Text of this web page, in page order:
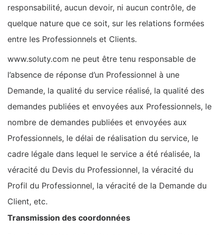
responsabilité, aucun devoir, ni aucun contrôle, de
quelque nature que ce soit, sur les relations formées
entre les Professionnels et Clients.
www.soluty.com ne peut être tenu responsable de
l’absence de réponse d’un Professionnel à une
Demande, la qualité du service réalisé, la qualité des
demandes publiées et envoyées aux Professionnels, le
nombre de demandes publiées et envoyées aux
Professionnels, le délai de réalisation du service, le
cadre légale dans lequel le service a été réalisée, la
véracité du Devis du Professionnel, la véracité du
Profil du Professionnel, la véracité de la Demande du
Client, etc.
Transmission des coordonnées